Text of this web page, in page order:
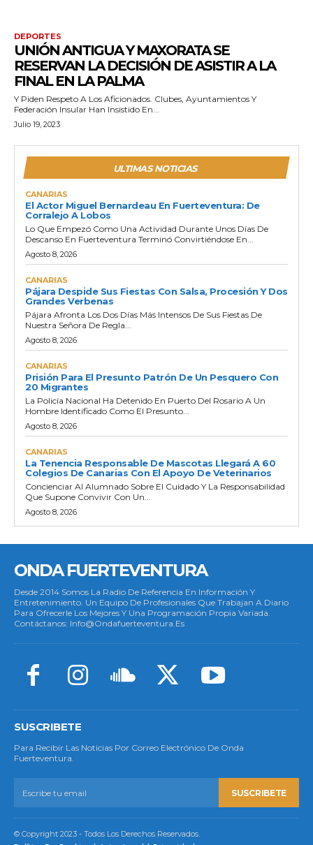
DEPORTES
UNIÓN ANTIGUA Y MAXORATA SE
RESERVAN LA DECISIÓN DE ASISTIR A LA
FINAL EN LA PALMA
Y Piden Respeto A Los Aficionados. Clubes, Ayuntamientos Y
Federación Insular Han Insistido En...
Julio 19, 2023
ULTIMAS NOTICIAS
CANARIAS
El Actor Miguel Bernardeau En Fuerteventura: De
Corralejo A Lobos
Lo Que Empezó Como Una Actividad Durante Unos Días De
Descanso En Fuerteventura Terminó Convirtiéndose En...
Agosto 8, 2026
CANARIAS
Pájara Despide Sus Fiestas Con Salsa, Procesión Y Dos
Grandes Verbenas
Pájara Afronta Los Dos Días Más Intensos De Sus Fiestas De
Nuestra Señora De Regla...
Agosto 8, 2026
CANARIAS
Prisión Para El Presunto Patrón De Un Pesquero Con
20 Migrantes
La Policía Nacional Ha Detenido En Puerto Del Rosario A Un
Hombre Identificado Como El Presunto...
Agosto 8, 2026
CANARIAS
La Tenencia Responsable De Mascotas Llegará A 60
Colegios De Canarias Con El Apoyo De Veterinarios
Concienciar Al Alumnado Sobre El Cuidado Y La Responsabilidad
Que Supone Convivir Con Un...
Agosto 8, 2026
ONDA FUERTEVENTURA
Desde 2014 Somos La Radio De Referencia En Información Y
Entretenimiento. Un Equipo De Profesionales Que Trabajan A Diario
Para Ofrecerle Los Mejores Y Una Programación Propia Variada.
Contáctanos: Info@ondafuerteventura.es
SUSCRIBETE
Para Recibir Las Noticias Por Correo Electrónico De Onda
Fuerteventura.
SUSCRIBETE
© Copyright 2023 - Todos Los Derechos Reservados.